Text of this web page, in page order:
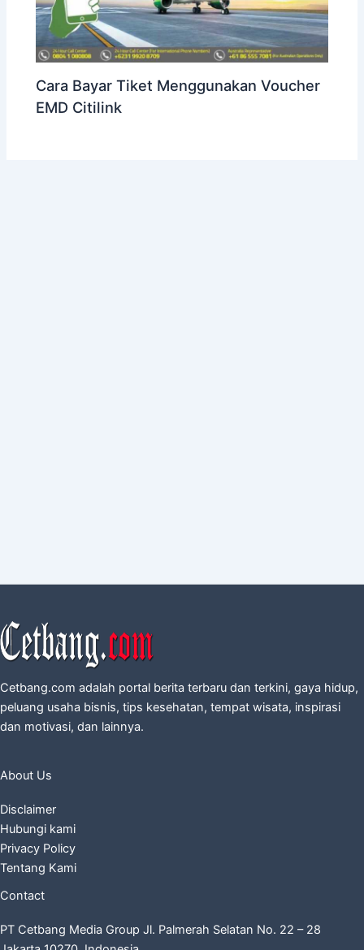
Cara Bayar Tiket Menggunakan Voucher
EMD Citilink
Cetbang.com adalah portal berita terbaru dan terkini, gaya hidup,
peluang usaha bisnis, tips kesehatan, tempat wisata, inspirasi
dan motivasi, dan lainnya.
About Us
Disclaimer
Hubungi kami
Privacy Policy
Tentang Kami
Contact
PT Cetbang Media Group Jl. Palmerah Selatan No. 22 – 28